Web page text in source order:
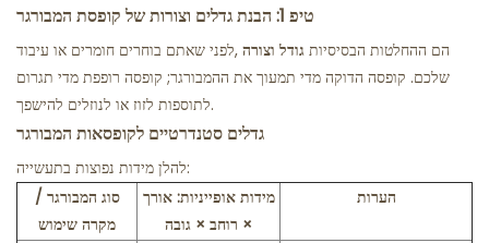
טיפ 1: הבנת גדלים וצורות של קופסת המבורגר
לפני שאתם בוחרים חומרים או עיבוד, גודל וצורה הם ההחלטות הבסיסיות
שלכם. קופסה הדוקה מדי תמעוך את ההמבורגר; קופסה רופפת מדי תגרום
לתוספות לזוז או לנוזלים להישפך.
גדלים סטנדרטיים לקופסאות המבורגר
להלן מידות נפוצות בתעשייה:
סוג המבורגר /
מקרה שימוש
מידות אופייניות: אורך
× רוחב × גובה
הערות